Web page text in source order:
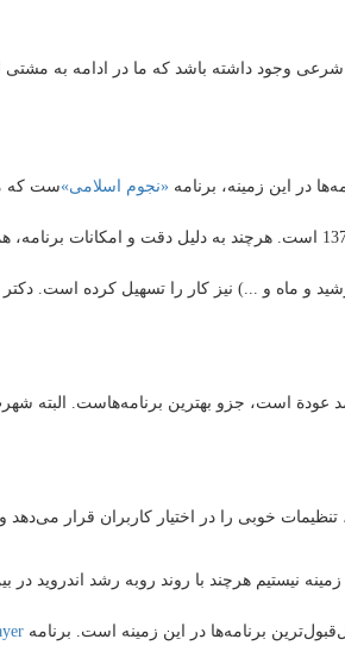
وجود داشته باشد که ما در ادامه به مشتی
در این زمینه، برنامه «نجوم اسلامی»ست که
دفتر آقای سیستانی آن را تهیه کرده است اما متاسفانه آپدیت نشده و آخرین نسخه آن مربوط به
و ماه و ...) نیز کار را تسهیل کرده است.
است، جزو بهترین برنامه‌هاست. البته
خوبی را در اختیار کاربران قرار می‌دهد
نیستیم هرچند با روند روبه رشد اندروید
برنامه‌ها در این زمینه است. برنامه